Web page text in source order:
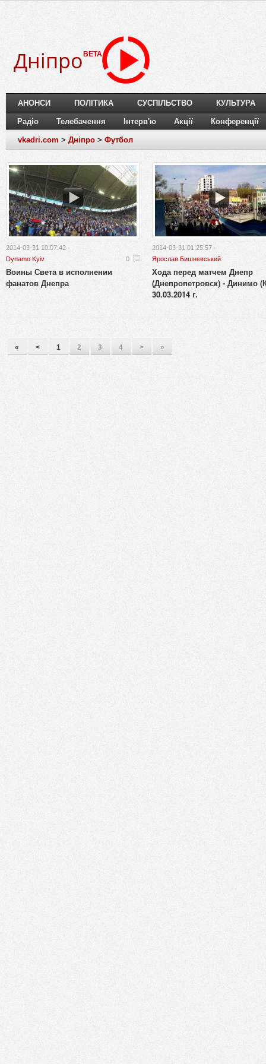
Дніпро BETA
АНОНСИ ПОЛІТИКА СУСПІЛЬСТВО КУЛЬТУРА
Радіо Телебачення Інтерв'ю Акції Конференції
vkadri.com > Дніпро > Футбол
2014-03-31 10:07:42 ·
Dynamo Kyiv
0
Воины Света в исполнении
фанатов Днепра
2014-03-31 01:25:57 ·
Ярослав Бишневський
Хода перед матчем Днепр
(Днепропетровск) - Динимо
30.03.2014 г.
« < 1 2 3 4 > »